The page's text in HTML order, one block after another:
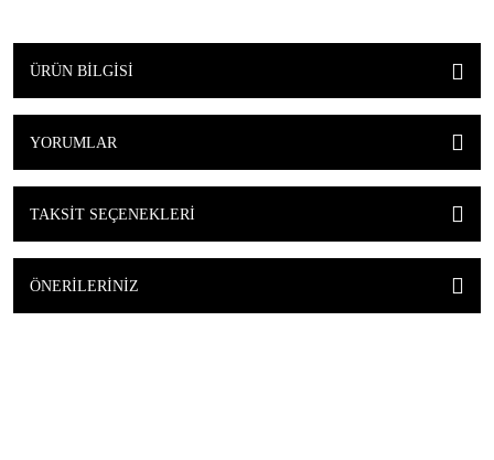
ÜRÜN BILGISI
YORUMLAR
TAKSIT SEÇENEKLERI
ÖNERILERINIZ